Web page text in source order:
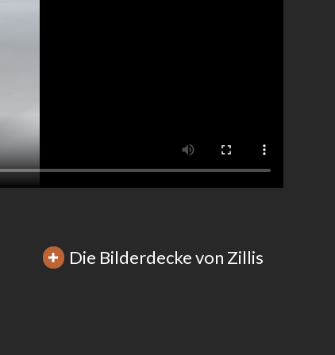
Die Bilderdecke von Zillis